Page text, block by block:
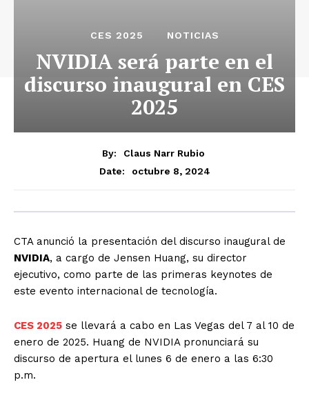
CES 2025 NOTICIAS
NVIDIA será parte en el
discurso inaugural en CES
2025
By:
Claus Narr Rubio
Date:
octubre 8, 2024
CTA anunció la presentación del discurso inaugural de
NVIDIA, a cargo de Jensen Huang, su director
ejecutivo, como parte de las primeras keynotes de
este evento internacional de tecnología.
CES 2025 se llevará a cabo en Las Vegas del 7 al 10 de
enero de 2025. Huang de NVIDIA pronunciará su
discurso de apertura el lunes 6 de enero a las 6:30
p.m.